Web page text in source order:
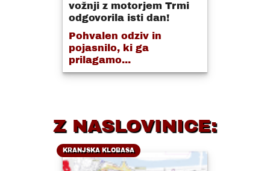
vožnji z motorjem Trmi
odgovorila isti dan!
Pohvalen odziv in
pojasnilo, ki ga
prilagamo...
Z NASLOVINICE:
KRANJSKA KLOBASA